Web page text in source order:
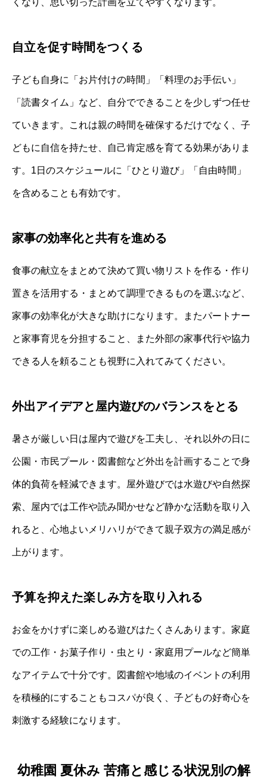
自立を促す時間をつくる
子ども自身に「お片付けの時間」「料理のお手伝い」
「読書タイム」など、自分でできることを少しずつ任せ
ていきます。これは親の時間を確保するだけでなく、子
どもに自信を持たせ、自己肯定感を育てる効果がありま
す。1日のスケジュールに「ひとり遊び」「自由時間」
を含めることも有効です。
家事の効率化と共有を進める
食事の献立をまとめて決めて買い物リストを作る・作り
置きを活用する・まとめて調理できるものを選ぶなど、
家事の効率化が大きな助けになります。またパートナー
と家事育児を分担すること、また外部の家事代行や協力
できる人を頼ることも視野に入れてみてください。
外出アイデアと屋内遊びのバランスをとる
暑さが厳しい日は屋内で遊びを工夫し、それ以外の日に
公園・市民プール・図書館など外出を計画することで身
体的負荷を軽減できます。屋外遊びでは水遊びや自然探
索、屋内では工作や読み聞かせなど静かな活動を取り入
れると、心地よいメリハリができて親子双方の満足感が
上がります。
予算を抑えた楽しみ方を取り入れる
お金をかけずに楽しめる遊びはたくさんあります。家庭
での工作・お菓子作り・虫とり・家庭用プールなど簡単
なアイテムで十分です。図書館や地域のイベントの利用
を積極的にすることもコスパが良く、子どもの好奇心を
刺激する経験になります。
幼稚園 夏休み 苦痛と感じる状況別の解